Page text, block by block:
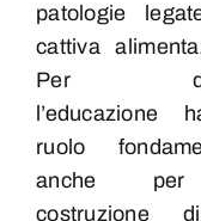
patologie
cattiva
Per
l’educazione
ruolo
anche
costruzione